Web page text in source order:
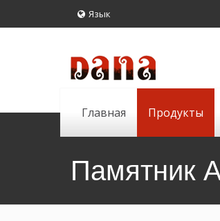
Язык
Главная Продукты
Памятник